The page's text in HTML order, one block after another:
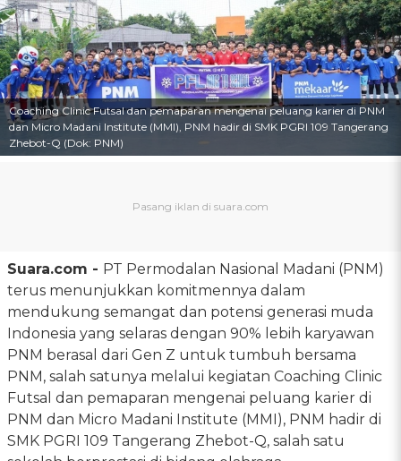
Coaching Clinic Futsal dan pemaparan mengenai peluang karier di PNM
dan Micro Madani Institute (MMI), PNM hadir di SMK PGRI 109 Tangerang
Zhebot-Q (Dok: PNM)
Suara.com - PT Permodalan Nasional Madani (PNM)
terus menunjukkan komitmennya dalam
mendukung semangat dan potensi generasi muda
Indonesia yang selaras dengan 90% lebih karyawan
PNM berasal dari Gen Z untuk tumbuh bersama
PNM, salah satunya melalui kegiatan Coaching Clinic
Futsal dan pemaparan mengenai peluang karier di
PNM dan Micro Madani Institute (MMI), PNM hadir di
SMK PGRI 109 Tangerang Zhebot-Q, salah satu